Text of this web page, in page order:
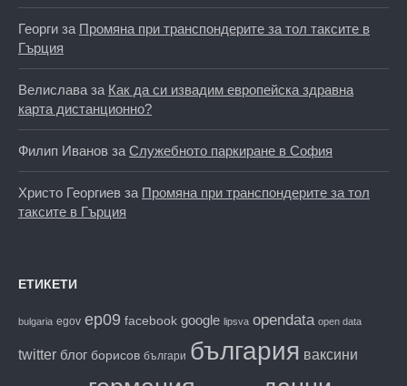
Георги за Промяна при транспондерите за тол таксите в
Гърция
Велислава за Как да си извадим европейска здравна
карта дистанционно?
Филип Иванов за Служебното паркиране в София
Христо Георгиев за Промяна при транспондерите за тол
таксите в Гърция
ЕТИКЕТИ
bulgaria egov ep09 facebook google lipsva opendata open data
twitter блог борисов българи българия ваксини